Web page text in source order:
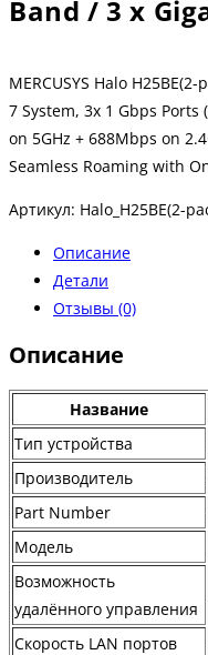
Band / 3 x
MERCUSYS Halo
7 System, 3x 1 Gbps
on 5GHz + 688Mbps on
Seamless Roaming with
Артикул: Halo_H25BE(2-
Описание
Детали
Отзывы (0)
Описание
Название
Тип устройства
Производитель
Part Number
Модель
Возможность
удалённого управления
Скорость LAN портов